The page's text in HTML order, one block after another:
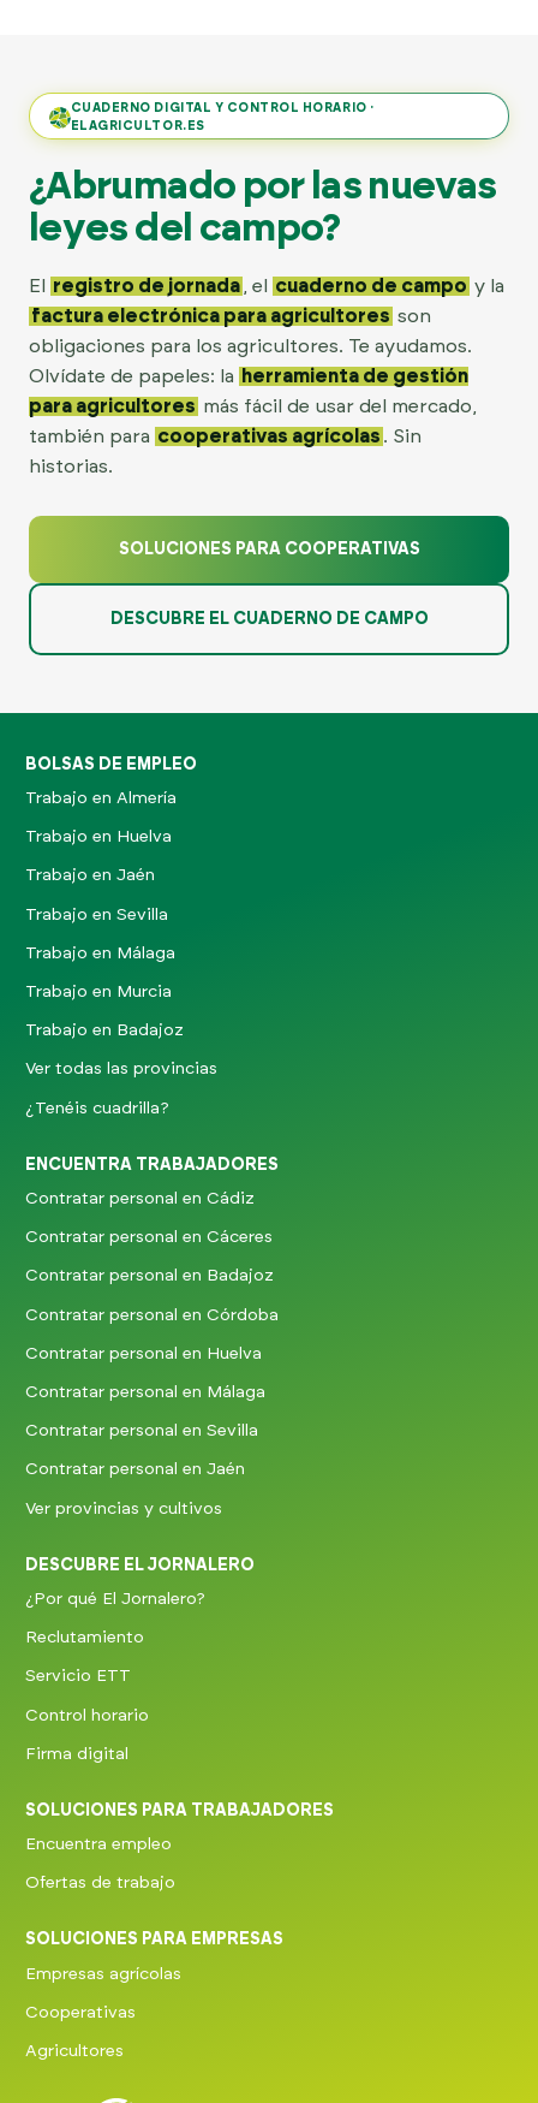
CUADERNO DIGITAL Y CONTROL HORARIO ·
ELAGRICULTOR.ES
¿Abrumado por las nuevas
leyes del campo?
El registro de jornada , el cuaderno de campo y la
factura electrónica para agricultores son
obligaciones para los agricultores. Te ayudamos.
Olvídate de papeles: la
herramienta de gestión
para agricultores más fácil de usar del mercado,
también para cooperativas agrícolas . Sin
historias.
SOLUCIONES PARA COOPERATIVAS
DESCUBRE EL CUADERNO DE CAMPO
BOLSAS DE EMPLEO
Trabajo en Almería
Trabajo en Huelva
Trabajo en Jaén
Trabajo en Sevilla
Trabajo en Málaga
Trabajo en Murcia
Trabajo en Badajoz
Ver todas las provincias
¿Tenéis cuadrilla?
ENCUENTRA TRABAJADORES
Contratar personal en Cádiz
Contratar personal en Cáceres
Contratar personal en Badajoz
Contratar personal en Córdoba
Contratar personal en Huelva
Contratar personal en Málaga
Contratar personal en Sevilla
Contratar personal en Jaén
Ver provincias y cultivos
DESCUBRE EL JORNALERO
¿Por qué El Jornalero?
Reclutamiento
Servicio ETT
Control horario
Firma digital
SOLUCIONES PARA TRABAJADORES
Encuentra empleo
Ofertas de trabajo
SOLUCIONES PARA EMPRESAS
Empresas agrícolas
Cooperativas
Agricultores